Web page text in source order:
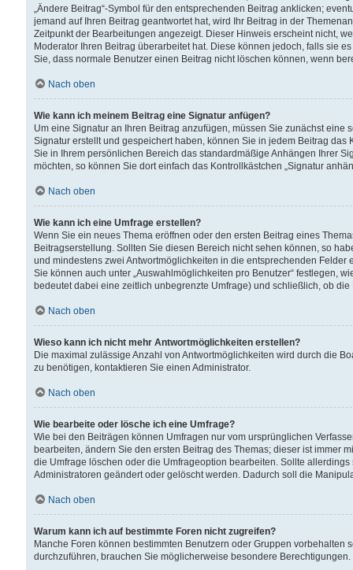
„Ändere Beitrag“-Symbol für den entsprechenden Beitrag anklicken;
jemand auf Ihren Beitrag geantwortet hat, wird Ihr Beitrag in der
Zeitpunkt der Bearbeitungen angezeigt. Dieser Hinweis erscheint nicht,
Moderator Ihren Beitrag überarbeitet hat. Diese können jedoch, falls sie
Sie, dass normale Benutzer einen Beitrag nicht löschen können, wenn
Nach oben
Wie kann ich meinem Beitrag eine Signatur anfügen?
Um eine Signatur an Ihren Beitrag anzufügen, müssen Sie zunächst
Signatur erstellt und gespeichert haben, können Sie in jedem Beitrag
Sie in Ihrem persönlichen Bereich das standardmäßige Anhängen Ihrer
möchten, so können Sie dort einfach das Kontrollkästchen „Signatur
Nach oben
Wie kann ich eine Umfrage erstellen?
Wenn Sie ein neues Thema eröffnen oder den ersten Beitrag eines
Beitragserstellung. Sollten Sie diesen Bereich nicht sehen können, so
und mindestens zwei Antwortmöglichkeiten in die entsprechenden
Sie können auch unter „Auswahlmöglichkeiten pro Benutzer“ festlegen,
bedeutet dabei eine zeitlich unbegrenzte Umfrage) und schließlich, ob
Nach oben
Wieso kann ich nicht mehr Antwortmöglichkeiten erstellen?
Die maximal zulässige Anzahl von Antwortmöglichkeiten wird durch die
zu benötigen, kontaktieren Sie einen Administrator.
Nach oben
Wie bearbeite oder lösche ich eine Umfrage?
Wie bei den Beiträgen können Umfragen nur vom ursprünglichen
bearbeiten, ändern Sie den ersten Beitrag des Themas; dieser ist immer
die Umfrage löschen oder die Umfrageoption bearbeiten. Sollte
Administratoren geändert oder gelöscht werden. Dadurch soll die
Nach oben
Warum kann ich auf bestimmte Foren nicht zugreifen?
Manche Foren können bestimmten Benutzern oder Gruppen
durchzuführen, brauchen Sie möglicherweise besondere